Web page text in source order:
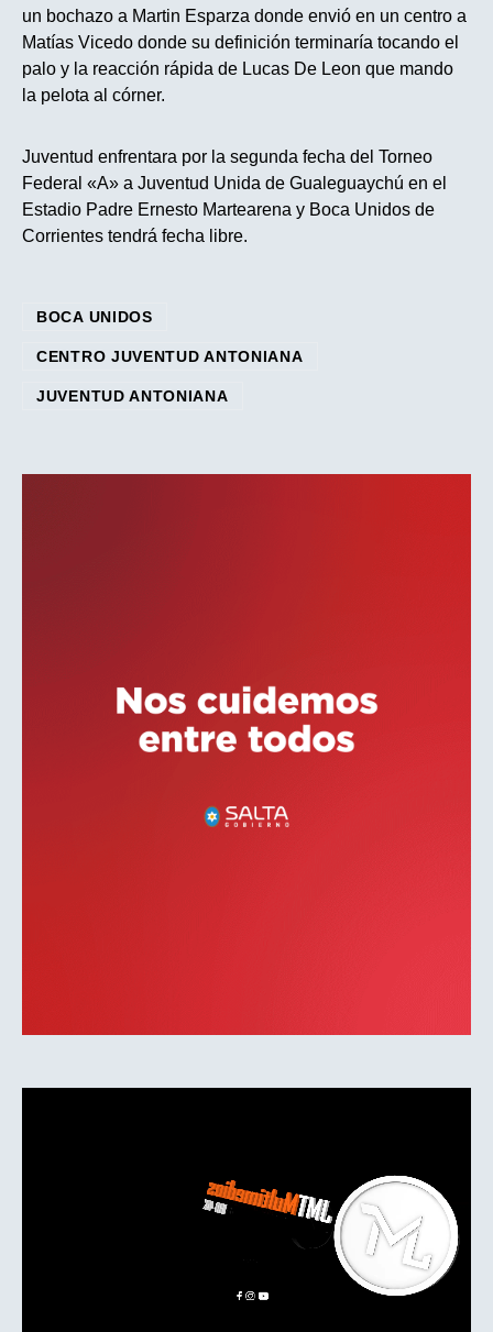
un bochazo a Martin Esparza donde envió en un centro a
Matías Vicedo donde su definición terminaría tocando el
palo y la reacción rápida de Lucas De Leon que mando
la pelota al córner.
Juventud enfrentara por la segunda fecha del Torneo
Federal «A» a Juventud Unida de Gualeguaychú en el
Estadio Padre Ernesto Martearena y Boca Unidos de
Corrientes tendrá fecha libre.
BOCA UNIDOS
CENTRO JUVENTUD ANTONIANA
JUVENTUD ANTONIANA